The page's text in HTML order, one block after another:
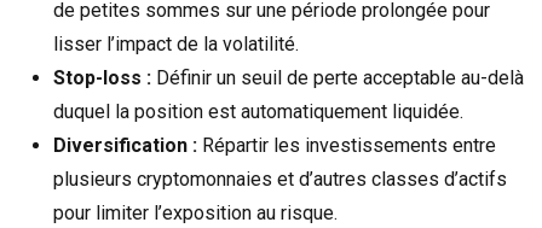
de petites sommes sur une période prolongée pour
lisser l’impact de la volatilité.
Stop-loss : Définir un seuil de perte acceptable au-delà
duquel la position est automatiquement liquidée.
Diversification : Répartir les investissements entre
plusieurs cryptomonnaies et d’autres classes d’actifs
pour limiter l’exposition au risque.